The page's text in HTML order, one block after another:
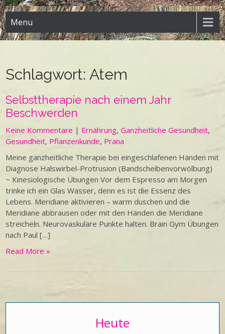
Menu
Schlagwort:Atem
Selbsttherapie nach einem Jahr
Beschwerden
Keine Kommentare | Ernährung,Ganzheitliche Gesundheit,
Gesundheit, Pflanzenkunde, Prana
Meine ganzheitliche Therapie bei eingeschlafenen Händen mit
Diagnose Halswirbel-Protrusion (Bandscheibenvorwölbung)
~ Kinesiologische Übungen Vor dem Espresso am Morgen
trinke ich ein Glas Wasser, denn es ist die Essenz des
Lebens. Meridiane aktivieren – warm duschen und die
Meridiane abbrausen oder mit den Händen die Meridiane
streicheln. Neurovaskuläre Punkte halten. Brain Gym Übungen
nach Paul […]
Read More »
Heute